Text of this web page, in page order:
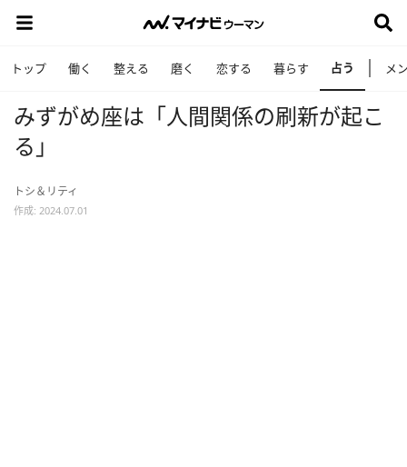
トップ 働く 整える 磨く 恋する 暮らす 占う メ
みずがめ座は「人間関係の刷新が起こ
る」
トシ＆リティ
作成: 2024.07.01